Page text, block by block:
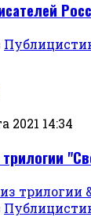
2021 14:34